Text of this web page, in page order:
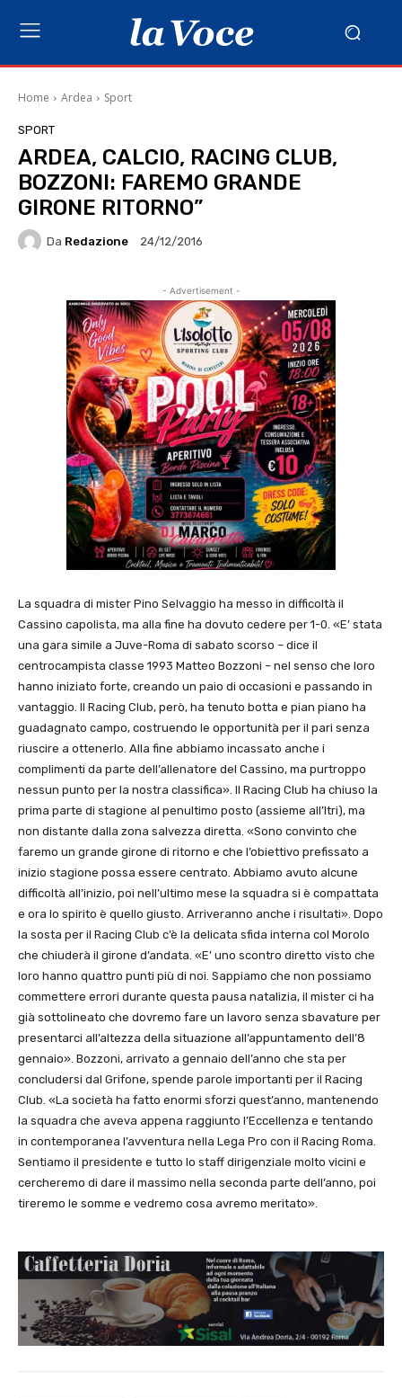
Home Ardea Sport
SPORT
ARDEA, CALCIO, RACING CLUB,
BOZZONI: FAREMO GRANDE
GIRONE RITORNO”
Da Redazione 24/12/2016
- Advertisement -
La squadra di mister Pino Selvaggio ha messo in difficoltà il
Cassino capolista, ma alla fine ha dovuto cedere per 1-0. «E’ stata
una gara simile a Juve-Roma di sabato scorso – dice il
centrocampista classe 1993 Matteo Bozzoni – nel senso che loro
hanno iniziato forte, creando un paio di occasioni e passando in
vantaggio. Il Racing Club, però, ha tenuto botta e pian piano ha
guadagnato campo, costruendo le opportunità per il pari senza
riuscire a ottenerlo. Alla fine abbiamo incassato anche i
complimenti da parte dell’allenatore del Cassino, ma purtroppo
nessun punto per la nostra classifica». Il Racing Club ha chiuso la
prima parte di stagione al penultimo posto (assieme all’Itri), ma
non distante dalla zona salvezza diretta. «Sono convinto che
faremo un grande girone di ritorno e che l’obiettivo prefissato a
inizio stagione possa essere centrato. Abbiamo avuto alcune
difficoltà all’inizio, poi nell’ultimo mese la squadra si è compattata
e ora lo spirito è quello giusto. Arriveranno anche i risultati». Dopo
la sosta per il Racing Club c’è la delicata sfida interna col Morolo
che chiuderà il girone d’andata. «E’ uno scontro diretto visto che
loro hanno quattro punti più di noi. Sappiamo che non possiamo
commettere errori durante questa pausa natalizia, il mister ci ha
già sottolineato che dovremo fare un lavoro senza sbavature per
presentarci all’altezza della situazione all’appuntamento dell’8
gennaio». Bozzoni, arrivato a gennaio dell’anno che sta per
concludersi dal Grifone, spende parole importanti per il Racing
Club. «La società ha fatto enormi sforzi quest’anno, mantenendo
la squadra che aveva appena raggiunto l’Eccellenza e tentando
in contemporanea l’avventura nella Lega Pro con il Racing Roma.
Sentiamo il presidente e tutto lo staff dirigenziale molto vicini e
cercheremo di dare il massimo nella seconda parte dell’anno, poi
tireremo le somme e vedremo cosa avremo meritato».